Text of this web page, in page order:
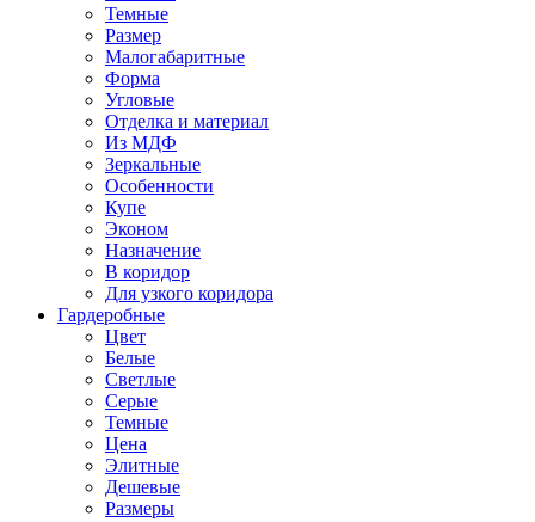
Темные
Размер
Малогабаритные
Форма
Угловые
Отделка и материал
Из МДФ
Зеркальные
Особенности
Купе
Эконом
Назначение
В коридор
Для узкого коридора
Гардеробные
Цвет
Белые
Светлые
Серые
Темные
Цена
Элитные
Дешевые
Размеры